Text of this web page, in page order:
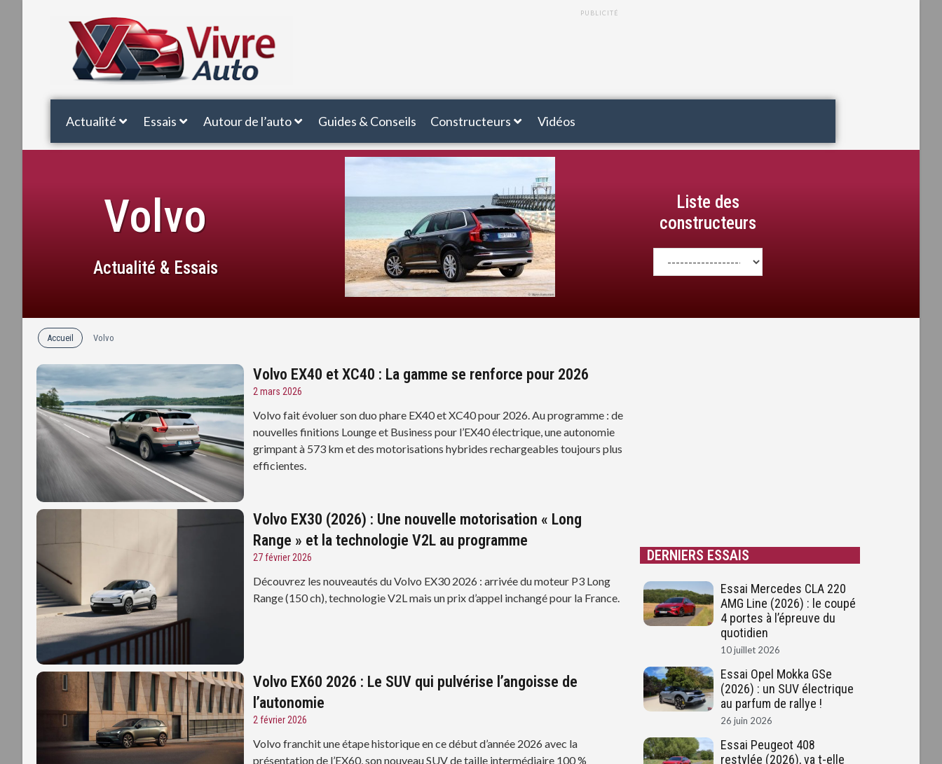
PUBLICITÉ
Actualité Essais Autour de l’auto Guides & Conseils Constructeurs Vidéos
Volvo
Actualité & Essais
Liste des
constructeurs
Accueil Volvo
Volvo EX40 et XC40 : La gamme se renforce pour 2026
2 mars 2026
Volvo fait évoluer son duo phare EX40 et XC40 pour 2026. Au programme : de
nouvelles finitions Lounge et Business pour l’EX40 électrique, une autonomie
grimpant à 573 km et des motorisations hybrides rechargeables toujours plus
efficientes.
Volvo EX30 (2026) : Une nouvelle motorisation « Long
Range » et la technologie V2L au programme
27 février 2026
Découvrez les nouveautés du Volvo EX30 2026 : arrivée du moteur P3 Long
Range (150 ch), technologie V2L mais un prix d’appel inchangé pour la France.
Volvo EX60 2026 : Le SUV qui pulvérise l’angoisse de
l’autonomie
2 février 2026
Volvo franchit une étape historique en ce début d’année 2026 avec la
présentation de l’EX60, son nouveau SUV de taille intermédiaire 100 %
DERNIERS ESSAIS
Essai Mercedes CLA 220
AMG Line (2026) : le coupé
4 portes à l’épreuve du
quotidien
10 juillet 2026
Essai Opel Mokka GSe
(2026) : un SUV électrique
au parfum de rallye !
26 juin 2026
Essai Peugeot 408
restylée (2026), va t-elle